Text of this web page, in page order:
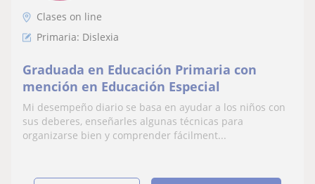
Clases on line
Primaria: Dislexia
Graduada en Educación Primaria con
mención en Educación Especial
Mi desempeño diario se basa en ayudar a los niños con
sus deberes, enseñarles algunas técnicas para
organizarse bien y comprender fácilment...